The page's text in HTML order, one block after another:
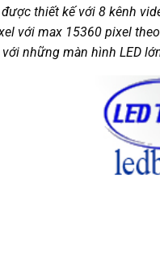
thiết kế với 8 kênh
với max 15360 pixel
những màn hình LED